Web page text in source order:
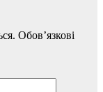
Обов’язкові